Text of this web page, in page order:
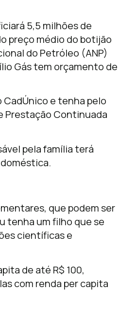
5,5 milhões de
preço médio do botijão
do Petróleo (ANP)
Gás tem orçamento de
e tenha pelo
Prestação Continuada
pela família terá
que podem ser
tenha um filho que se
científicas e
de até R$ 100,
com renda per capita